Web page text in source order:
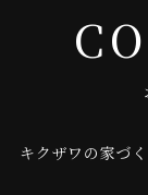
キクザワの家づ